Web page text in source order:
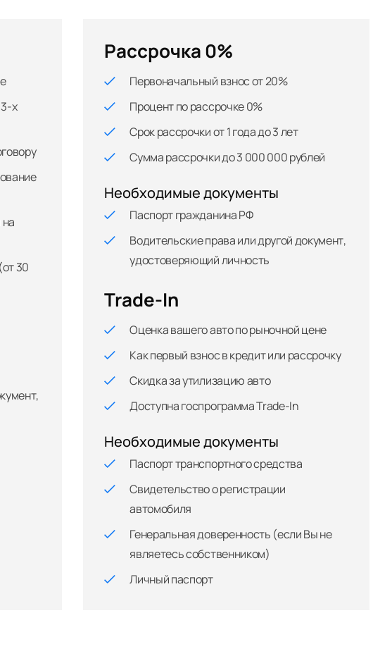
х
30
Рассрочка 0%
Первоначальный взнос от 20%
Процент по рассрочке 0%
Срок рассрочки от 1 года до 3 лет
Сумма рассрочки до 3 000 000 рублей
Необходимые документы
Паспорт гражданина РФ
Водительские права или другой документ,
удостоверяющий личность
Trade-In
Оценка вашего авто по рыночной цене
Как первый взнос в кредит или рассрочку
Скидка за утилизацию авто
Доступна госпрограмма Trade-In
Необходимые документы
Паспорт транспортного средства
Свидетельство о регистрации
автомобиля
Генеральная доверенность (если Вы не
являетесь собственником)
Личный паспорт